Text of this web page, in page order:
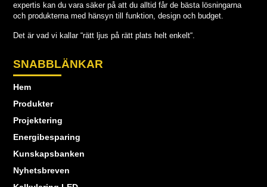
expertis kan du vara säker på att du alltid får de bästa lösningarna
och produkterna med hänsyn till funktion, design och budget.
Det är vad vi kallar “rätt ljus på rätt plats helt enkelt“.
SNABBLÄNKAR
Hem
Produkter
Projektering
Energibesparing
Kunskapsbanken
Nyhetsbreven